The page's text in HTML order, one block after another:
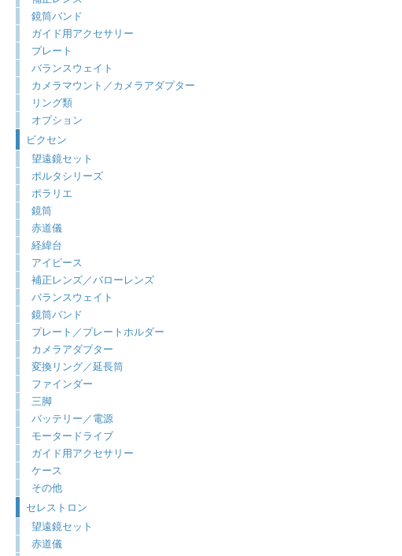
鏡筒バンド
ガイド用アクセサリー
プレート
バランスウェイト
カメラマウント／カメラアダプター
リング類
オプション
ビクセン
望遠鏡セット
ポルタシリーズ
ポラリエ
鏡筒
赤道儀
経緯台
アイピース
補正レンズ／バローレンズ
バランスウェイト
鏡筒バンド
プレート／プレートホルダー
カメラアダプター
変換リング／延長筒
ファインダー
三脚
バッテリー／電源
モータードライブ
ガイド用アクセサリー
ケース
その他
セレストロン
望遠鏡セット
赤道儀